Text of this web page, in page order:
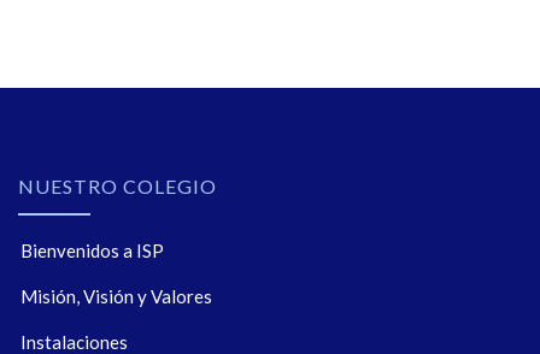
NUESTRO COLEGIO
Bienvenidos a ISP
Misión, Visión y Valores
Instalaciones